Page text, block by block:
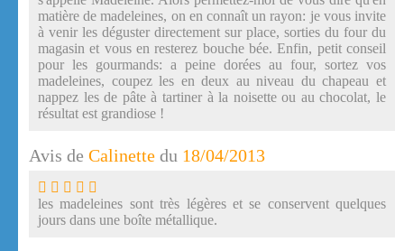
matière de madeleines, on en connaît un rayon: je vous invite
à venir les déguster directement sur place, sorties du four du
magasin et vous en resterez bouche bée. Enfin, petit conseil
pour les gourmands: a peine dorées au four, sortez vos
madeleines, coupez les en deux au niveau du chapeau et
nappez les de pâte à tartiner à la noisette ou au chocolat, le
résultat est grandiose !
Avis de Calinette du 18/04/2013
les madeleines sont très légères et se conservent quelques
jours dans une boîte métallique.